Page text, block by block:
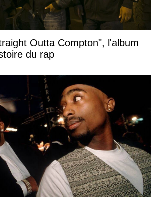
Outta Compton", l'album
du rap